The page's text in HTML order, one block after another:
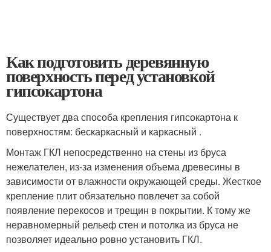
Как подготовить деревянную
поверхность перед установкой
гипсокартона
Существует два способа крепления гипсокартона к
поверхностям: бескаркасный и каркасный .
Монтаж ГКЛ непосредственно на стены из бруса
нежелателен, из-за изменения объема древесины в
зависимости от влажности окружающей среды. Жесткое
крепление плит обязательно повлечет за собой
появление перекосов и трещин в покрытии. К тому же
неравномерный рельеф стен и потолка из бруса не
позволяет идеально ровно установить ГКЛ.